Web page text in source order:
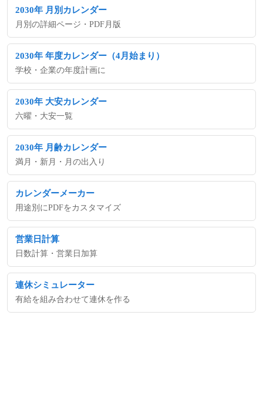
2030年 月別カレンダー
月別の詳細ページ・PDF月版
2030年 年度カレンダー（4月始まり）
学校・企業の年度計画に
2030年 大安カレンダー
六曜・大安一覧
2030年 月齢カレンダー
満月・新月・月の出入り
カレンダーメーカー
用途別にPDFをカスタマイズ
営業日計算
日数計算・営業日加算
連休シミュレーター
有給を組み合わせて連休を作る